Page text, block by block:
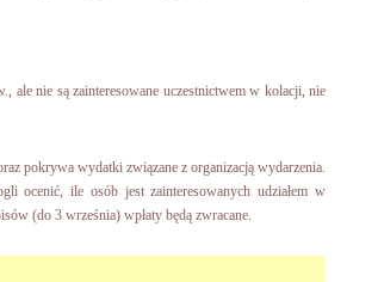
ale nie są zainteresowane uczestnictwem w kolacji, nie
pokrywa wydatki związane z organizacją wydarzenia.
ocenić, ile osób jest zainteresowanych udziałem w
(do 3 września) wpłaty będą zwracane.